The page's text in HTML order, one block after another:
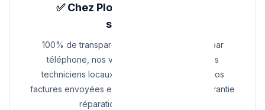
✅ Chez Plombier Urgence, on
s'engage.
100% de transparence. Nos prix sont fixes par
téléphone, nos véhicules ultra-équipés, nos
techniciens locaux (Wallonie/Bruxelles), et nos
factures envoyées en bonne et due forme (garantie
réparation d'un an incluse).